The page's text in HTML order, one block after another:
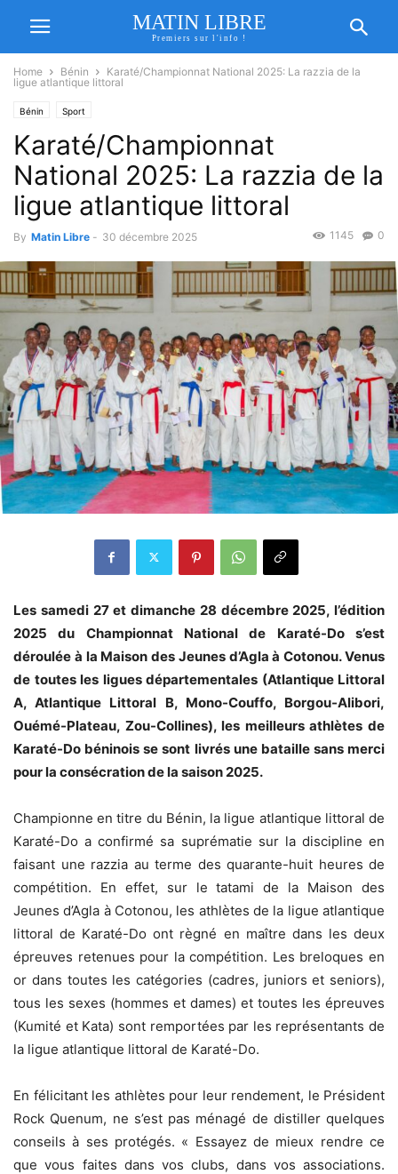
MATIN LIBRE
Premiers sur l'info !
Home Bénin
Karaté/Championnat National 2025: La razzia de la
ligue atlantique littoral
Bénin Sport
Karaté/Championnat
National 2025: La razzia de la
ligue atlantique littoral
By Matin Libre - 30 décembre 2025 0
1145
Les samedi 27 et dimanche 28 décembre 2025, l’édition
2025 du Championnat National de Karaté-Do s’est
déroulée à la Maison des Jeunes d’Agla à Cotonou. Venus
de toutes les ligues départementales (Atlantique Littoral
A, Atlantique Littoral B, Mono-Couffo, Borgou-Alibori,
Ouémé-Plateau, Zou-Collines), les meilleurs athlètes de
Karaté-Do béninois se sont livrés une bataille sans merci
pour la consécration de la saison 2025.
Championne en titre du Bénin, la ligue atlantique littoral de
Karaté-Do a confirmé sa suprématie sur la discipline en
faisant une razzia au terme des quarante-huit heures de
compétition. En effet, sur le tatami de la Maison des
Jeunes d’Agla à Cotonou, les athlètes de la ligue atlantique
littoral de Karaté-Do ont règné en maître dans les deux
épreuves retenues pour la compétition. Les breloques en
or dans toutes les catégories (cadres, juniors et seniors),
tous les sexes (hommes et dames) et toutes les épreuves
(Kumité et Kata) sont remportées par les représentants de
la ligue atlantique littoral de Karaté-Do.
‎‎En félicitant les athlètes pour leur rendement, le Président
Rock Quenum, ne s’est pas ménagé de distiller quelques
conseils à ses protégés. « Essayez de mieux rendre ce
que vous faites dans vos clubs, dans vos associations.